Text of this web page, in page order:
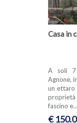
Casa in
A soli 7
Agnone,
un ettaro
fascino e...
€